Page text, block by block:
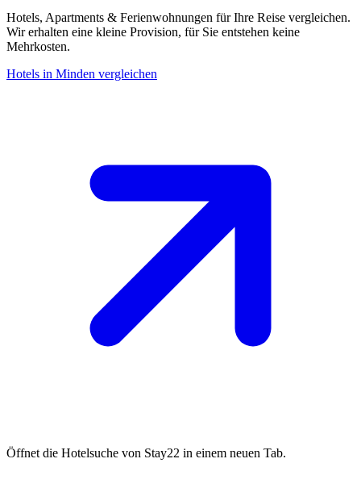
Hotels, Apartments & Ferienwohnungen für Ihre Reise vergleichen.
Wir erhalten eine kleine Provision, für Sie entstehen keine
Mehrkosten.
Hotels in Minden vergleichen
Öffnet die Hotelsuche von Stay22 in einem neuen Tab.